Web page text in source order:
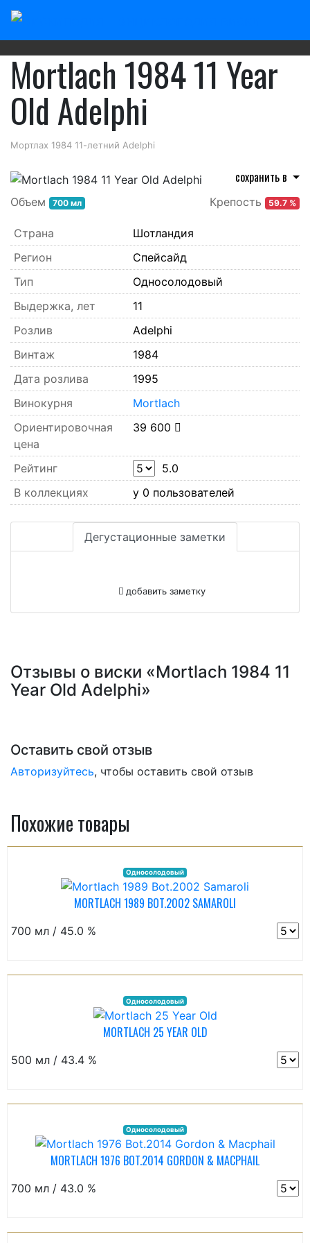
Mortlach 1984 11 Year
Old Adelphi
Мортлах 1984 11-летний Adelphi
сохранить в
Объем 700 мл Крепость 59.7 %
Страна
Шотландия
Регион
Спейсайд
Тип
Односолодовый
Выдержка, лет
11
Розлив
Adelphi
Винтаж
1984
Дата розлива
1995
Винокурня
Mortlach
Ориентировочная
цена
39 600
Рейтинг
5.0
В коллекциях
у 0 пользователей
Дегустационные заметки
добавить заметку
Отзывы о виски «Mortlach 1984 11
Year Old Adelphi»
Оставить свой отзыв
Авторизуйтесь, чтобы оставить свой отзыв
Похожие товары
Односолодовый
MORTLACH 1989 BOT.2002 SAMAROLI
700 мл / 45.0 %
Односолодовый
MORTLACH 25 YEAR OLD
500 мл / 43.4 %
Односолодовый
MORTLACH 1976 BOT.2014 GORDON & MACPHAIL
700 мл / 43.0 %